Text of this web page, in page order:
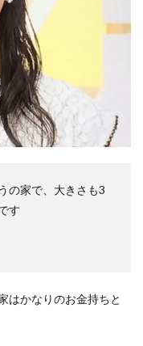
の家で、大きさも3
す
はかなりのお金持ちと